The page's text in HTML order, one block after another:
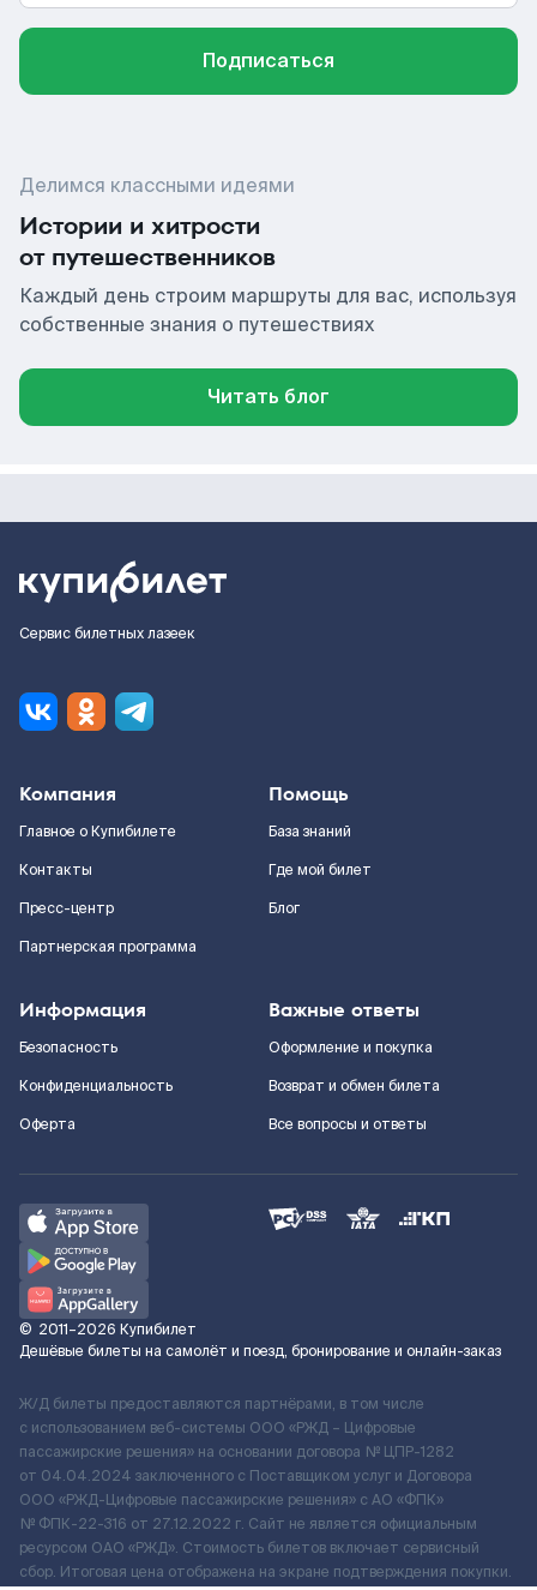
Подписаться
Делимся классными идеями
Истории и хитрости
от путешественников
Каждый день строим маршруты для вас, используя
собственные знания о путешествиях
Читать блог
Сервис билетных лазеек
Компания
Главное о Купибилете
Контакты
Пресс-центр
Партнерская программа
Помощь
База знаний
Где мой билет
Блог
Информация
Безопасность
Конфиденциальность
Оферта
Важные ответы
Оформление и покупка
Возврат и обмен билета
Все вопросы и ответы
© 2011–2026 Купибилет
Дешёвые билеты на самолёт и поезд, бронирование и онлайн-заказ
Ж/Д билеты предоставляются партнёрами, в том числе
с использованием веб-системы ООО «РЖД – Цифровые
пассажирские решения» на основании договора № ЦПР-1282
от 04.04.2024 заключенного с Поставщиком услуг и Договора
ООО «РЖД-Цифровые пассажирские решения» c АО «ФПК»
№ ФПК-22-316 от 27.12.2022 г. Сайт не является официальным
ресурсом ОАО «РЖД». Стоимость билетов включает сервисный
сбор. Итоговая цена отображена на экране подтверждения покупки.